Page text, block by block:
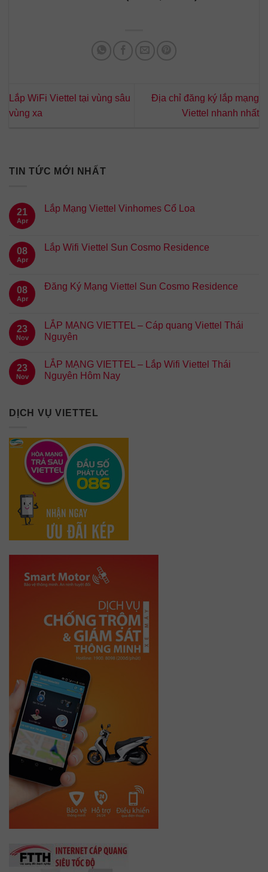
Lắp WiFi Viettel tại vùng sâu
vùng xa
Địa chỉ đăng ký lắp mạng
Viettel nhanh nhất
TIN TỨC MỚI NHẤT
21
Apr
Lắp Mạng Viettel Vinhomes Cổ Loa
08
Apr
Lắp Wifi Viettel Sun Cosmo Residence
08
Apr
Đăng Ký Mạng Viettel Sun Cosmo Residence
23
Nov
LẮP MẠNG VIETTEL – Cáp quang Viettel Thái
Nguyên
23
Nov
LẮP MẠNG VIETTEL – Lắp Wifi Viettel Thái
Nguyên Hôm Nay
DỊCH VỤ VIETTEL